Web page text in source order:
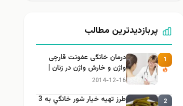
پربازدیدترین مطالب
1
درمان خانگی عفونت قارچی
واژن و خارش واژن در زنان |
راهنمای کامل، ایمن و کاربردی
2014-12-16
2
طرز تهيه خیار شور خانگي به 3